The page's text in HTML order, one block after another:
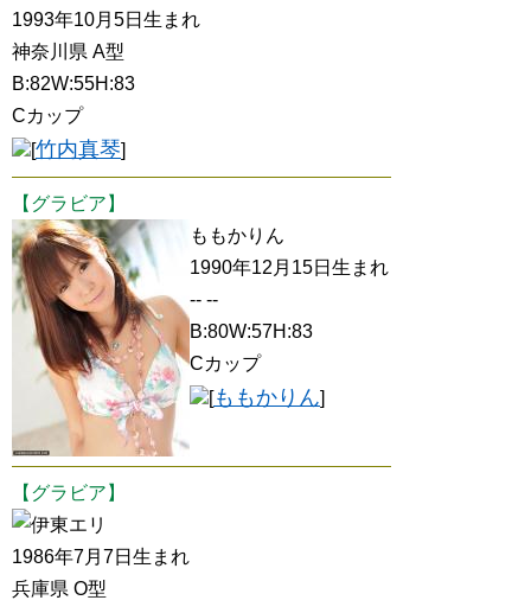
1993年10月5日生まれ
神奈川県 A型
B:82W:55H:83
Cカップ
[竹内真琴]
【グラビア】
ももかりん
1990年12月15日生まれ
-- --
B:80W:57H:83
Cカップ
[ももかりん]
【グラビア】
伊東エリ
1986年7月7日生まれ
兵庫県 O型